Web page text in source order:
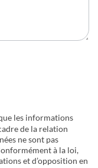
les informations
de la relation
ne sont pas
à la loi,
et d’opposition en